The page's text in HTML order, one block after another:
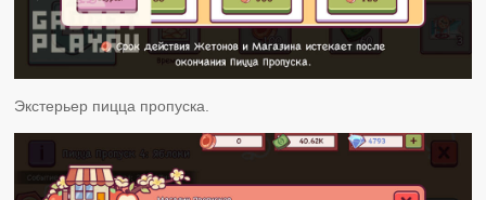
Экстерьер пицца пропуска.